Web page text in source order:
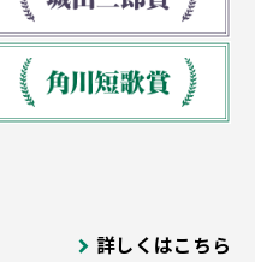
詳しくはこちら